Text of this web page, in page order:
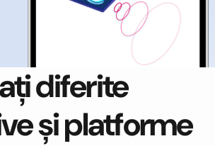
diferite
și platforme